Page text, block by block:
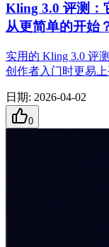
Kling 3.0 评测：
从更简单的开始
实用的 Kling 3.0 评
创作者入门时更易上
日期: 2026-04-02
0